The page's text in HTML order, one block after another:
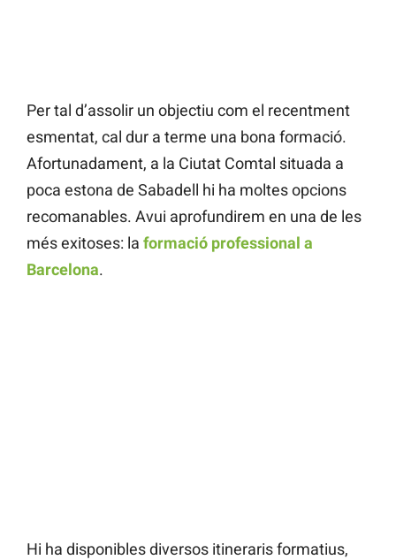
Per tal d’assolir un objectiu com el recentment
esmentat, cal dur a terme una bona formació.
Afortunadament, a la Ciutat Comtal situada a
poca estona de Sabadell hi ha moltes opcions
recomanables. Avui aprofundirem en una de les
més exitoses: la formació professional a
Barcelona.
Hi ha disponibles diversos itineraris formatius,